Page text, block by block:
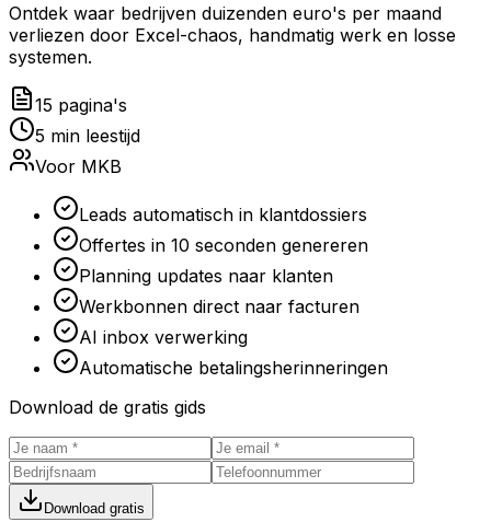
Ontdek waar bedrijven duizenden euro's per maand
verliezen door Excel-chaos, handmatig werk en losse
systemen.
15 pagina's
5 min leestijd
Voor MKB
Leads automatisch in klantdossiers
Offertes in 10 seconden genereren
Planning updates naar klanten
Werkbonnen direct naar facturen
AI inbox verwerking
Automatische betalingsherinneringen
Download de gratis gids
Download gratis